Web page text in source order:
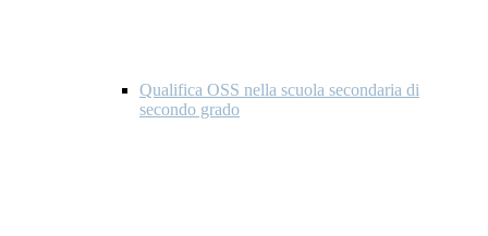
Qualifica OSS nella scuola secondaria di
secondo grado